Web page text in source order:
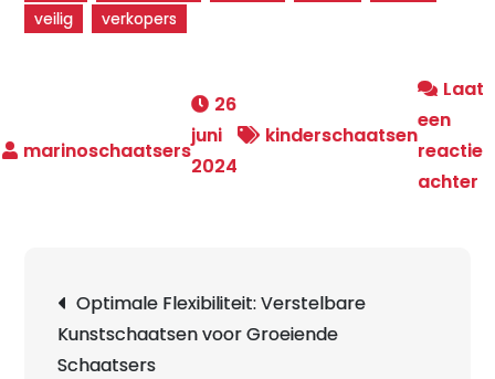
veilig
verkopers
26
juni
2024
kinderschaatsen
Laat
een
reactie
achter
Optimale Flexibiliteit: Verstelbare
Kunstschaatsen voor Groeiende
Schaatsers